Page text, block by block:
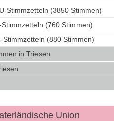
Stimmzetteln (3850 Stimmen)
(760 Stimmen)
Stimmzetteln (880 Stimmen)
in Triesen
Union